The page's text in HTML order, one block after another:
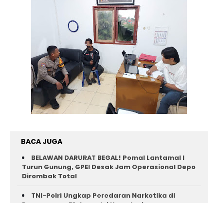
BACA JUGA
BELAWAN DARURAT BEGAL! Pomal Lantamal I
Turun Gunung, GPEI Desak Jam Operasional Depo
Dirombak Total
TNI-Polri Ungkap Peredaran Narkotika di